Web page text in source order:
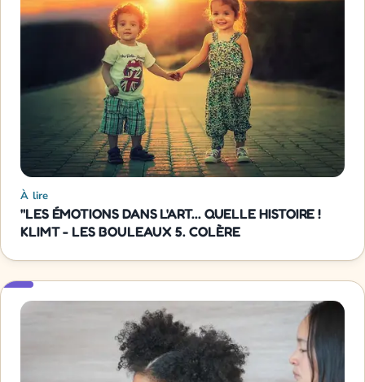
À lire
"LES ÉMOTIONS DANS L'ART... QUELLE HISTOIRE !
KLIMT - LES BOULEAUX 5. COLÈRE